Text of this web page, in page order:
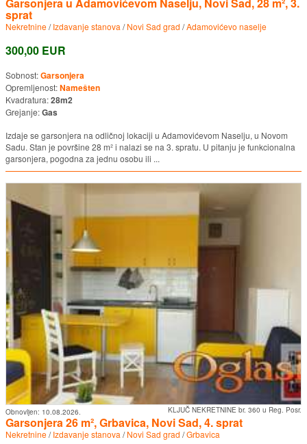
sprat
Nekretnine/Izdavanje stanova /Novi Sad grad /Adamovićevo naselje
300,00 EUR
Sobnost:Garsonjera
Opremljenost:Namešten
Kvadratura:28m2
Grejanje:Gas
Izdaje se garsonjera na odličnoj lokaciji u Adamovićevom Naselju, u Novom
Sadu. Stan je površine 28 m² i nalazi se na 3. spratu. U pitanju je funkcionalna
garsonjera, pogodna za jednu osobu ili ...
KLJUČ NEKRETNINE br. 360 u Reg. Posr.
Obnovljen: 10.08.2026.
Garsonjera 26 m², Grbavica, Novi Sad, 4. sprat
Nekretnine/Izdavanje stanova /Novi Sad grad /Grbavica